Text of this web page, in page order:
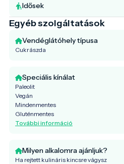
Idősek
Egyéb szolgáltatások
Vendéglátóhely típusa
Cukrászda
Speciális kínálat
Paleolit
Vegán
Mindenmentes
Gluténmentes
További információ
Milyen alkalomra ajánljuk?
Ha rejtett kulináris kincsre vágysz